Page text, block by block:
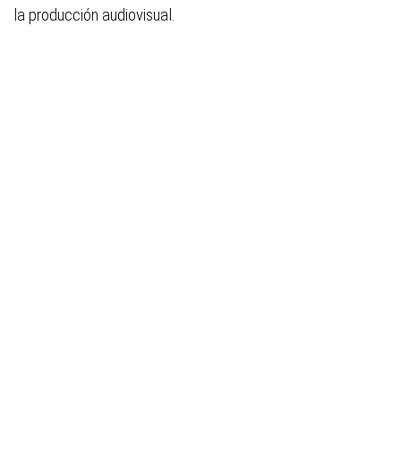
la producción audiovisual.